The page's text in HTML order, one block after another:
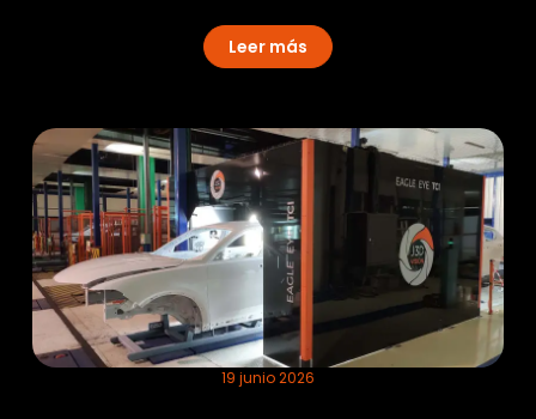
Leer más
19 junio 2026